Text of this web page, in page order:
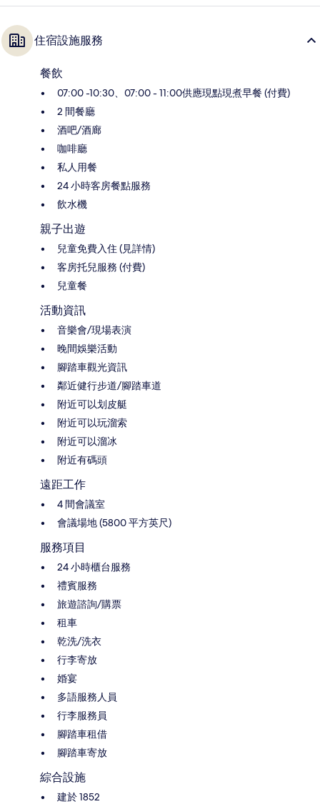
住宿設施服務
餐飲
07:00 -10:30、07:00 - 11:00供應現點現煮早餐 (付費)
2 間餐廳
酒吧/酒廊
咖啡廳
私人用餐
24 小時客房餐點服務
飲水機
親子出遊
兒童免費入住 (見詳情)
客房托兒服務 (付費)
兒童餐
活動資訊
音樂會/現場表演
晚間娛樂活動
腳踏車觀光資訊
鄰近健行步道/腳踏車道
附近可以划皮艇
附近可以玩溜索
附近可以溜冰
附近有碼頭
遠距工作
4 間會議室
會議場地 (5800 平方英尺)
服務項目
24 小時櫃台服務
禮賓服務
旅遊諮詢/購票
租車
乾洗/洗衣
行李寄放
婚宴
多語服務人員
行李服務員
腳踏車租借
腳踏車寄放
綜合設施
建於 1852